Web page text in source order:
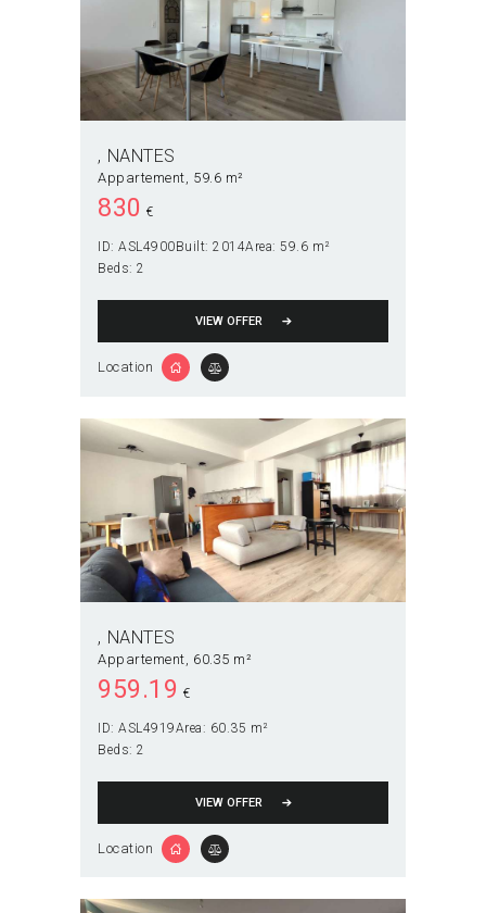
NANTES
Appartement 59.6 m²
830 €
ID: ASL4900Built: 2014Area: 59.6 m²
Beds: 2
VIEW OFFER
Location
NANTES
Appartement 60.35 m²
959.19 €
ID: ASL4919Area: 60.35 m²
Beds: 2
VIEW OFFER
Location